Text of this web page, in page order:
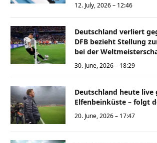
12. July, 2026 – 12:46
Deutschland verliert
DFB bezieht Stellung
bei der
30. June, 2026 – 18:29
Deutschland heute live
Elfenbeinküste – folgt
20. June, 2026 – 17:47